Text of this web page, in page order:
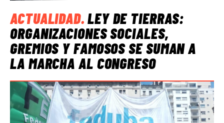
ACTUALIDAD.LEY DE TIERRAS:
ORGANIZACIONES SOCIALES,
GREMIOS Y FAMOSOS SE SUMAN A
LA MARCHA AL CONGRESO